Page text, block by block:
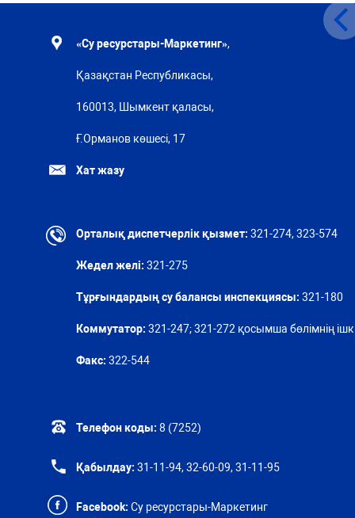
«Су ресурстары-Маркетинг»,
Қазақстан Республикасы,
160013, Шымкент қаласы,
Ғ.Орманов көшесі, 17
Хат жазу
Орталық диспетчерлік қызмет: 321-274, 323-574
Жедел желі: 321-275
Тұрғындардың су балансы инспекциясы: 321-180
Коммутатор: 321-247; 321-272 қосымша бөлімнің ішкі
Факс: 322-544
Телефон коды: 8 (7252)
Қабылдау: 31-11-94, 32-60-09, 31-11-95
Facebook: Су ресурстары-Маркетинг